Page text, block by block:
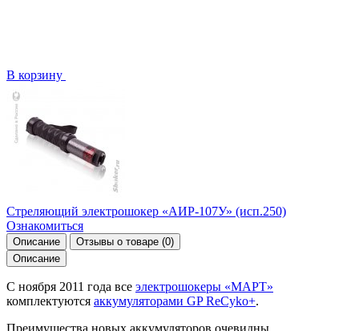
В корзину
Стреляющий электрошокер «АИР-107У» (исп.250)
Ознакомиться
Описание Отзывы о товаре (0)
Описание
С ноября 2011 года все электрошокеры «МАРТ»
комплектуются аккумуляторами GP ReCyko+.